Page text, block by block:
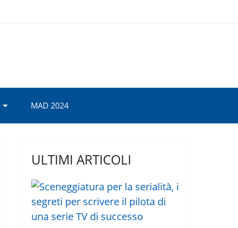
MAD 2024
ULTIMI ARTICOLI